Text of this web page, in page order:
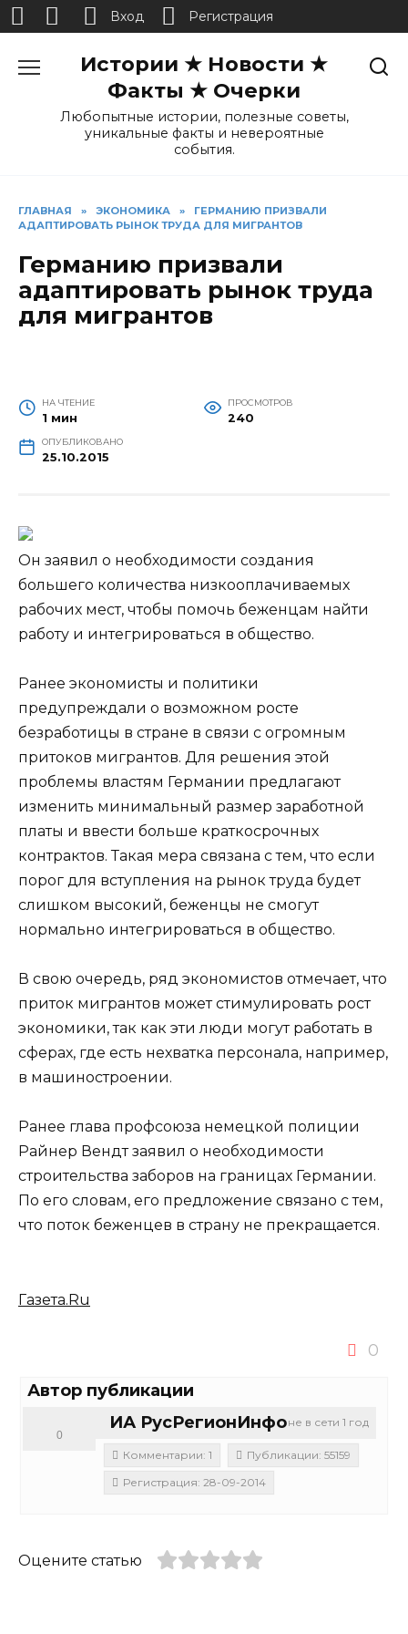
Истории ★ Новости ★
Факты ★ Очерки
Любопытные истории, полезные советы,
уникальные факты и невероятные
события.
ГЛАВНАЯ » ЭКОНОМИКА »
ГЕРМАНИЮ ПРИЗВАЛИ
АДАПТИРОВАТЬ РЫНОК ТРУДА ДЛЯ МИГРАНТОВ
Германию призвали
адаптировать рынок труда
для мигрантов
НА ЧТЕНИЕ
1 мин
ПРОСМОТРОВ
240
ОПУБЛИКОВАНО
25.10.2015
Он заявил о необходимости создания
большего количества низкооплачиваемых
рабочих мест, чтобы помочь беженцам найти
работу и интегрироваться в общество.
Ранее экономисты и политики
предупреждали о возможном росте
безработицы в стране в связи с огромным
притоков мигрантов. Для решения этой
проблемы властям Германии предлагают
изменить минимальный размер заработной
платы и ввести больше краткосрочных
контрактов. Такая мера связана с тем, что если
порог для вступления на рынок труда будет
слишком высокий, беженцы не смогут
нормально интегрироваться в общество.
В свою очередь, ряд экономистов отмечает, что
приток мигрантов может стимулировать рост
экономики, так как эти люди могут работать в
сферах, где есть нехватка персонала, например,
в машиностроении.
Ранее глава профсоюза немецкой полиции
Райнер Вендт заявил о необходимости
строительства заборов на границах Германии.
По его словам, его предложение связано с тем,
что поток беженцев в страну не прекращается.
Газета.Ru
0
Автор публикации
не в сети 1 год
ИА РусРегионИнфо
0
Комментарии: 1
Публикации: 55159
Регистрация: 28-09-2014
Оцените статью
Вход Регистрация